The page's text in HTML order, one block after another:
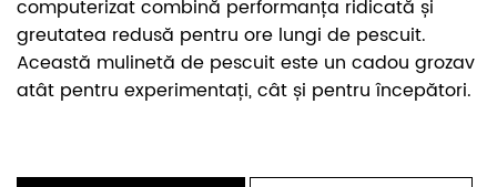
computerizat combină performanța ridicată și
greutatea redusă pentru ore lungi de pescuit.
Această mulinetă de pescuit este un cadou grozav
atât pentru experimentați, cât și pentru începători.